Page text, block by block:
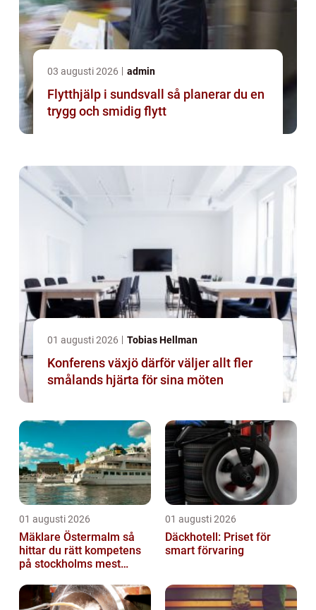
03 augusti 2026 admin
Flytthjälp i sundsvall så planerar du en
trygg och smidig flytt
01 augusti 2026 Tobias Hellman
Konferens växjö därför väljer allt fler
smålands hjärta för sina möten
01 augusti 2026
Mäklare Östermalm så
hittar du rätt kompetens
på stockholms mest
01 augusti 2026
Däckhotell: Priset för
smart förvaring